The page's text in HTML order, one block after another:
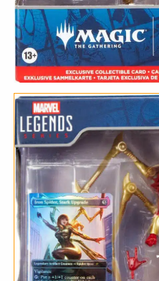
(Iron
Spider)